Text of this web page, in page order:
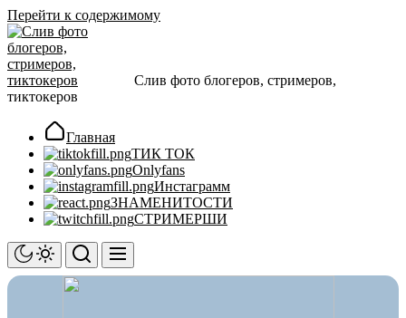
Перейти к содержимому
Слив фото блогеров, стримеров,
тиктокеров
Главная
ТИК ТОК
Onlyfans
Инстаграмм
ЗНАМЕНИТОСТИ
СТРИМЕРШИ